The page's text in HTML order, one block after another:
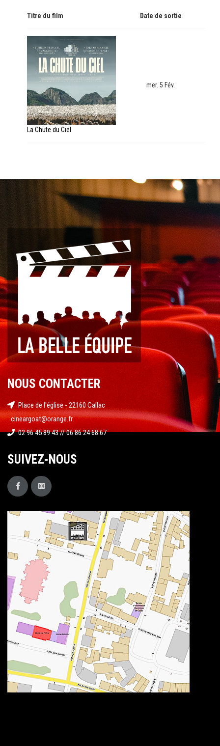
Titre du film Date de sortie
La Chute du Ciel
mer. 5 Fév.
NOUS CONTACTER
Place de l'église - 22160 Callac
cineargoat@orange.fr
02 96 45 89 43 // 06 86 24 68 67
SUIVEZ-NOUS